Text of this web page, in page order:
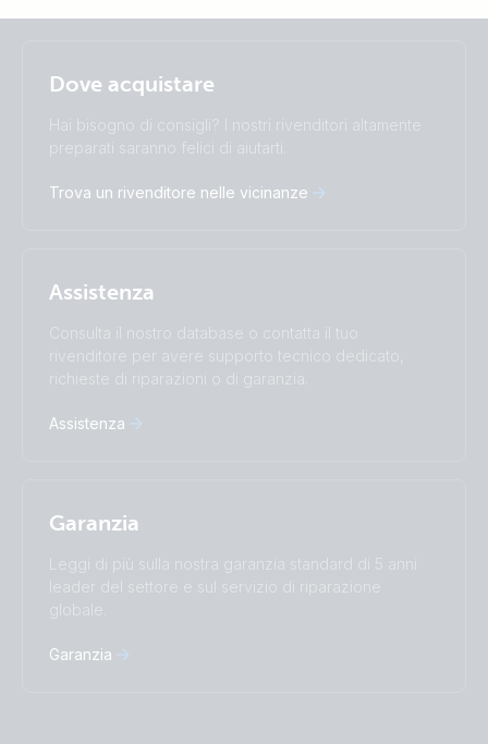
Italiano
Change language
Čeština
Dansk
Español
Français
Română
Türkçe
Ελληνικά
Русский
Українська
中國人
Dove acquistare
Hai bisogno di consigli? I nostri rivenditori altamente
preparati saranno felici di aiutarti.
Trova un rivenditore nelle vicinanze
Assistenza
Consulta il nostro database o contatta il tuo
rivenditore per avere supporto tecnico dedicato,
richieste di riparazioni o di garanzia.
Assistenza
Garanzia
Leggi di più sulla nostra garanzia standard di 5 anni
leader del settore e sul servizio di riparazione
globale.
Garanzia